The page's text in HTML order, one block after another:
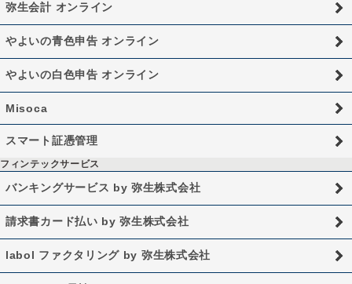
弥生会計 オンライン
やよいの青色申告 オンライン
やよいの白色申告 オンライン
Misoca
スマート証憑管理
フィンテックサービス
バンキングサービス by 弥生株式会社
請求書カード払い by 弥生株式会社
labol ファクタリング by 弥生株式会社